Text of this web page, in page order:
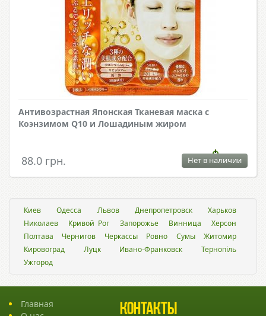
Антивозрастная Японская Тканевая маска с
Коэнзимом Q10 и Лошадиным жиром
88.0 грн. Нет в наличии
Киев Одесса Львов Днепропетровск
Харьков
Николаев
Кривой Рог Запорожье Винница
Херсон
Полтава
Чернигов Черкассы Ровно Сумы
Житомир
Кировоград
Луцк Ивано-Франковск
Тернопіль
Ужгород
Главная
Контакты